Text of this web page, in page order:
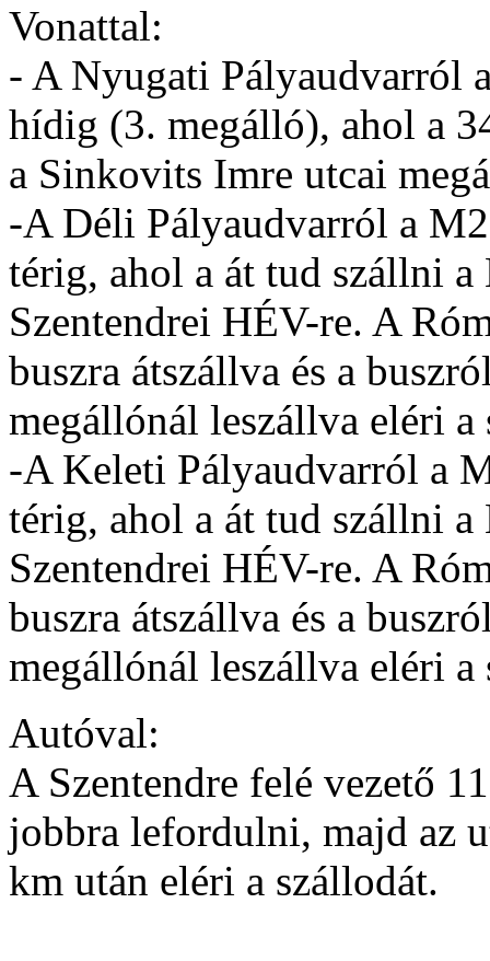
Vonattal:
- A Nyugati Pályaudvarról
hídig (3. megálló), ahol a
a Sinkovits Imre utcai
-A Déli Pályaudvarról a
térig, ahol a át tud szállni
Szentendrei HÉV-re. A
buszra átszállva és a
megállónál leszállva eléri a
-A Keleti Pályaudvarról a
térig, ahol a át tud szállni
Szentendrei HÉV-re. A
buszra átszállva és a
megállónál leszállva eléri a
Autóval:
A Szentendre felé vezető
jobbra lefordulni, majd az
km után eléri a szállodát.